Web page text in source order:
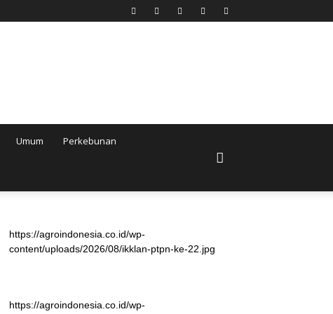
Umum Perkebunan
https://agroindonesia.co.id/wp-
content/uploads/2026/08/ikklan-ptpn-ke-22.jpg
https://agroindonesia.co.id/wp-